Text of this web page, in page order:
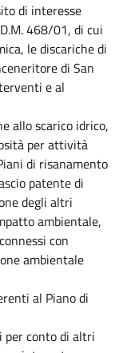
di interesse
468/01, di cui
le discariche di
di San
e al
allo scarico idrico,
per attività
di risanamento
patente di
degli altri
ambientale,
con
ambientale
al Piano di
per conto di altri